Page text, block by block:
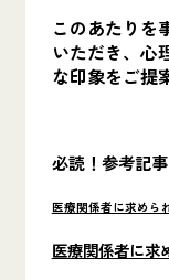
このあたりを
いただき、心
な印象をご提
必読！参考記
医療関係者に求めら
医療関係者に